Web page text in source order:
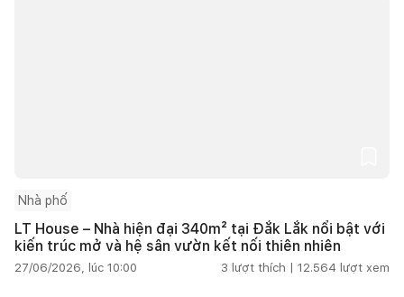
Nhà phố
LT House – Nhà hiện đại 340m² tại Đắk Lắk nổi bật với
kiến trúc mở và hệ sân vườn kết nối thiên nhiên
27/06/2026, lúc 10:00 3 lượt thích | 12.564 lượt xem